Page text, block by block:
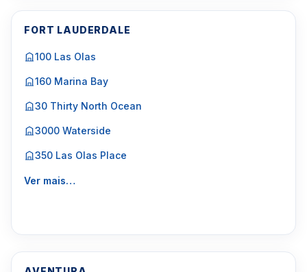
FORT LAUDERDALE
100 Las Olas
160 Marina Bay
30 Thirty North Ocean
3000 Waterside
350 Las Olas Place
Ver mais…